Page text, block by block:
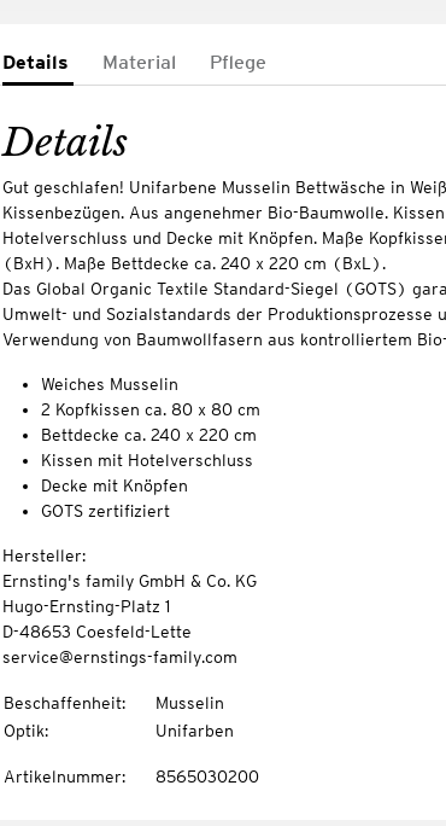
Details Material Pflege
Details
Gut geschlafen! Unifarbene Musselin Bettwäsche in
Kissenbezügen. Aus angenehmer Bio-Baumwolle.
Hotelverschluss und Decke mit Knöpfen. Maße
(BxH). Maße Bettdecke ca. 240 x 220 cm (BxL).
Das Global Organic Textile Standard-Siegel (GOTS)
Umwelt- und Sozialstandards der Produktionsprozesse
Verwendung von Baumwollfasern aus kontrolliertem
Weiches Musselin
2 Kopfkissen ca. 80 x 80 cm
Bettdecke ca. 240 x 220 cm
Kissen mit Hotelverschluss
Decke mit Knöpfen
GOTS zertifiziert
Hersteller:
Ernsting's family GmbH & Co. KG
Hugo-Ernsting-Platz 1
D-48653 Coesfeld-Lette
service@ernstings-family.com
Beschaffenheit:
Musselin
Optik: Unifarben
Artikelnummer: 8565030200